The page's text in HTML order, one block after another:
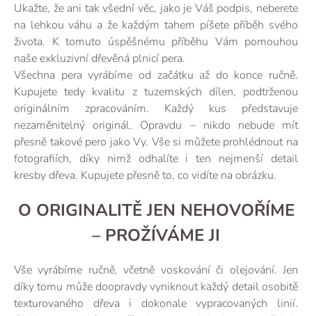
Ukažte, že ani tak všední věc, jako je Váš podpis, neberete
na lehkou váhu a že každým tahem píšete příběh svého
života. K tomuto úspěšnému příběhu Vám pomouhou
naše exkluzivní dřevěná plnicí pera.
Všechna pera vyrábíme od začátku až do konce ručně.
Kupujete tedy kvalitu z tuzemských dílen, podtrženou
originálním zpracováním. Každý kus představuje
nezaměnitelný originál. Opravdu – nikdo nebude mít
přesně takové pero jako Vy. Vše si můžete prohlédnout na
fotografiích, díky nimž odhalíte i ten nejmenší detail
kresby dřeva. Kupujete přesně to, co vidíte na obrázku.
O ORIGINALITĚ JEN NEHOVOŘÍME
– PROŽÍVÁME JI
Vše vyrábíme ručně, včetně voskování či olejování. Jen
díky tomu může doopravdy vyniknout každý detail osobitě
texturovaného dřeva i dokonale vypracovaných linií.